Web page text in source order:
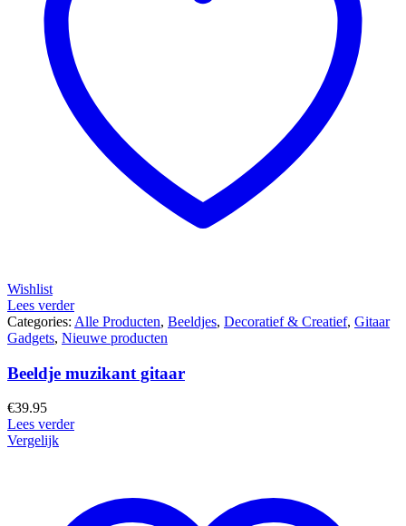
Wishlist
Lees verder
Categories: Alle Producten, Beeldjes, Decoratief & Creatief, Gitaar
Gadgets, Nieuwe producten
Beeldje muzikant gitaar
€39.95
Lees verder
Vergelijk